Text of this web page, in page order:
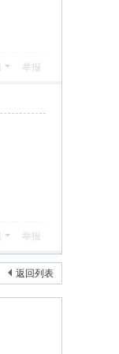
举报
举报
返回列表